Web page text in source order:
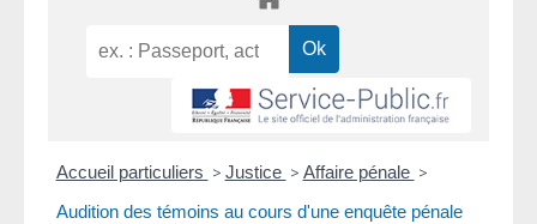
Accueil particuliers > Justice > Affaire pénale >
Audition des témoins au cours d'une enquête pénale